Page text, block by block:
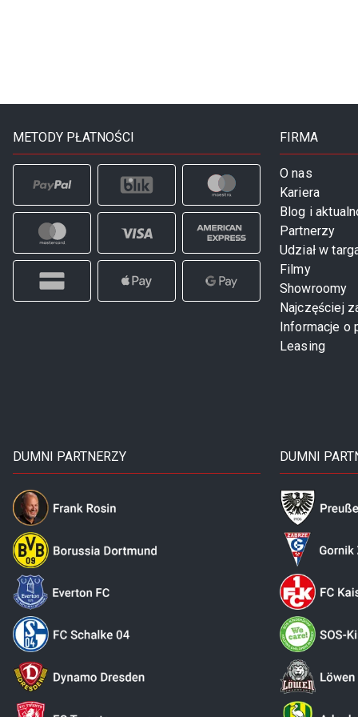
METODY PŁATNOŚCI FIRMA
O nas
Kariera
Blog i
Partnerzy
Udział w
Filmy
Showroomy
Najczęściej
Informacje o
Leasing
DUMNI PARTNERZY DUMNI